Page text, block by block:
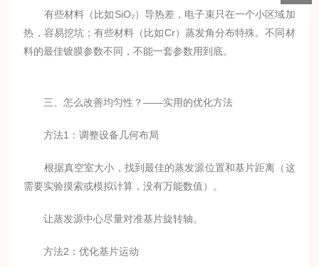
有些材料（比如SiO₂）导热差，电子束只在一个小区域加
热，容易挖坑；有些材料（比如Cr）蒸发角分布特殊。不同材
料的最佳镀膜参数不同，不能一套参数用到底。
三、怎么改善均匀性？——实用的优化方法
方法1：调整设备几何布局
根据真空室大小，找到最佳的蒸发源位置和基片距离（这
需要实验摸索或模拟计算，没有万能数值）。
让蒸发源中心尽量对准基片旋转轴。
方法2：优化基片运动